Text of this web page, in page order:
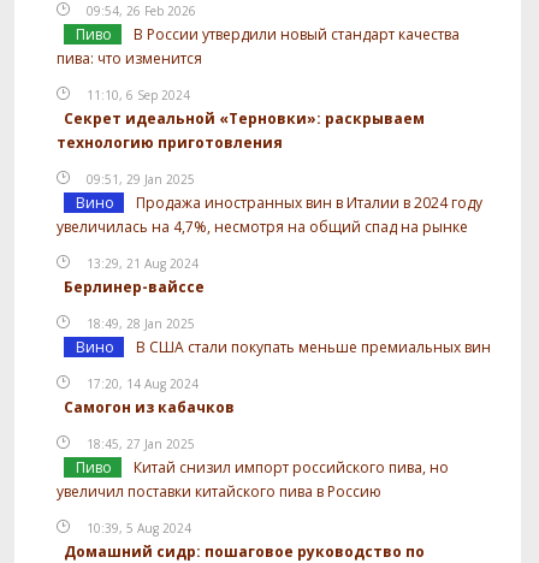
09:54, 26 Feb 2026
Пиво
В России утвердили новый стандарт качества
пива: что изменится
11:10, 6 Sep 2024
Секрет идеальной «Терновки»: раскрываем
технологию приготовления
09:51, 29 Jan 2025
Вино
Продажа иностранных вин в Италии в 2024 году
увеличилась на 4,7%, несмотря на общий спад на рынке
13:29, 21 Aug 2024
Берлинер-вайссе
18:49, 28 Jan 2025
Вино В США стали покупать меньше премиальных вин
17:20, 14 Aug 2024
Самогон из кабачков
18:45, 27 Jan 2025
Пиво
Китай снизил импорт российского пива, но
увеличил поставки китайского пива в Россию
10:39, 5 Aug 2024
Домашний сидр: пошаговое руководство по